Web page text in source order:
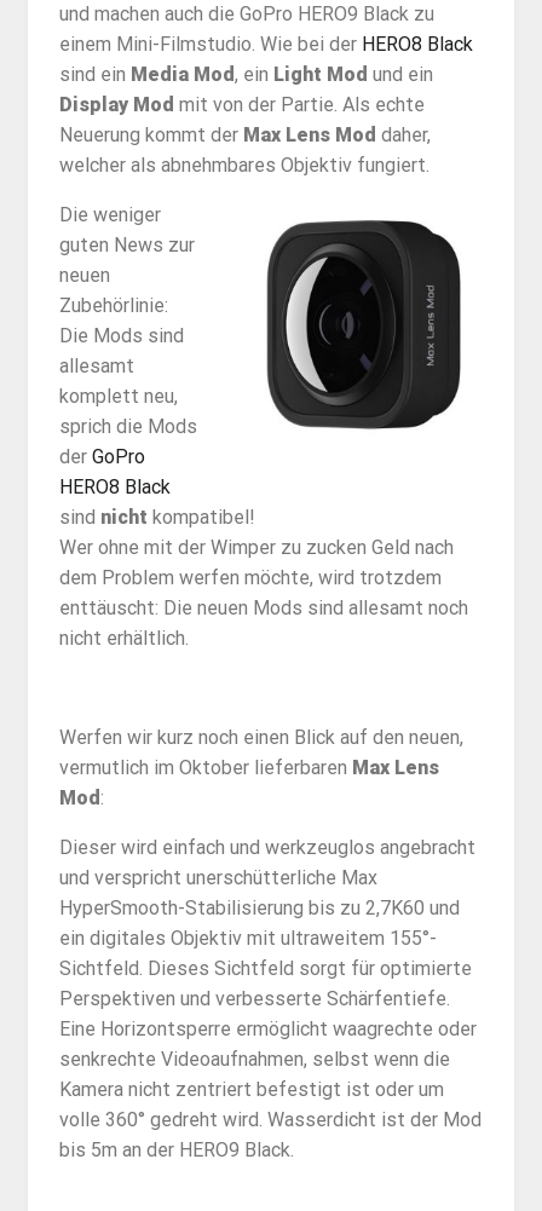
und machen auch die GoPro HERO9 Black zu
einem Mini-Filmstudio. Wie bei der HERO8 Black
sind ein Media Mod, ein Light Mod und ein
Display Mod mit von der Partie. Als echte
Neuerung kommt der Max Lens Mod daher,
welcher als abnehmbares Objektiv fungiert.
Die weniger
guten News zur
neuen
Zubehörlinie:
Die Mods sind
allesamt
komplett neu,
sprich die Mods
der GoPro
HERO8 Black
sind nicht kompatibel!
Wer ohne mit der Wimper zu zucken Geld nach
dem Problem werfen möchte, wird trotzdem
enttäuscht: Die neuen Mods sind allesamt noch
nicht erhältlich.
Werfen wir kurz noch einen Blick auf den neuen,
vermutlich im Oktober lieferbaren Max Lens
Mod:
Dieser wird einfach und werkzeuglos angebracht
und verspricht unerschütterliche Max
HyperSmooth-Stabilisierung bis zu 2,7K60 und
ein digitales Objektiv mit ultraweitem 155°-
Sichtfeld. Dieses Sichtfeld sorgt für optimierte
Perspektiven und verbesserte Schärfentiefe.
Eine Horizontsperre ermöglicht waagrechte oder
senkrechte Videoaufnahmen, selbst wenn die
Kamera nicht zentriert befestigt ist oder um
volle 360° gedreht wird. Wasserdicht ist der Mod
bis 5m an der HERO9 Black.